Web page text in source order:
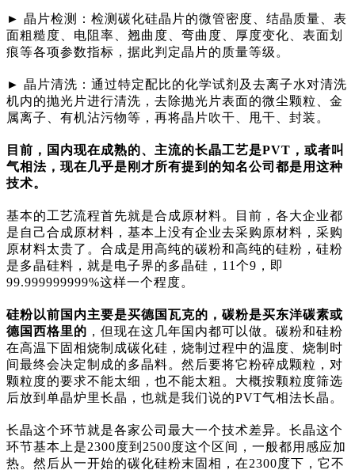
► 晶片检测：检测碳化硅晶片的微管密度、结晶质量、表
面粗糙度、电阻率、翘曲度、弯曲度、厚度变化、表面划
痕等各项参数指标，据此判定晶片的质量等级。
► 晶片清洗：通过特定配比的化学试剂及去离子水对清洗
机内的抛光片进行清洗，去除抛光片表面的微尘颗粒、金
属离子、有机沾污物等，再将晶片吹干、甩干、封装。
目前，国内现在成熟的、主流的长晶工艺是PVT，或者叫
气相法，现在几乎是刚才所有提到的知名公司都是用这种
技术。
基本的工艺流程首先就是合成原材料。目前，各大企业都
是自己合成原材料，基本上没有企业去采购原材料，采购
原材料太贵了。合成是用高纯的碳粉和高纯的硅粉，硅粉
是多晶硅料，就是电子界的多晶硅，11个9，即
99.999999999%这样一个程度。
硅粉以前国内主要是买德国瓦克的，碳粉是买东洋碳素或
德国西格里的 ，但现在这几年国内都可以做。碳粉和硅粉
在高温下固相烧制成碳化硅，烧制过程中的温度、烧制时
间最终会决定制成的多晶料。然后要将它粉碎成颗粒，对
颗粒度的要求不能太细，也不能太粗。大概按颗粒度筛选
后放到单晶炉里长晶，也就是我们说的PVT气相法长晶。
长晶这个环节就是各家公司最大一个技术差异。长晶这个
环节基本上是2300度到2500度这个区间，一般都用感应加
热。然后从一开始的碳化硅粉末固相，在2300度下，它不